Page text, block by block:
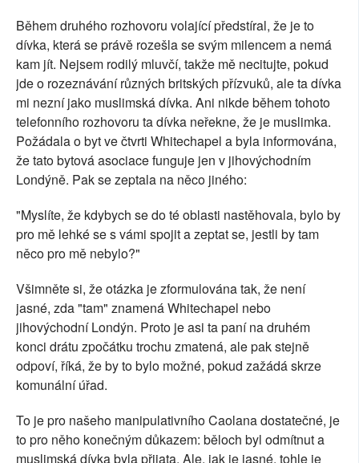
Během druhého rozhovoru volající předstíral, že je to
dívka, která se právě rozešla se svým milencem a nemá
kam jít. Nejsem rodilý mluvčí, takže mě necitujte, pokud
jde o rozeznávání různých britských přízvuků, ale ta dívka
mi nezní jako muslimská dívka. Ani nikde během tohoto
telefonního rozhovoru ta dívka neřekne, že je muslimka.
Požádala o byt ve čtvrti Whitechapel a byla informována,
že tato bytová asociace funguje jen v jihovýchodním
Londýně. Pak se zeptala na něco jiného:
"Myslíte, že kdybych se do té oblasti nastěhovala, bylo by
pro mě lehké se s vámi spojit a zeptat se, jestli by tam
něco pro mě nebylo?"
Všimněte si, že otázka je zformulována tak, že není
jasné, zda "tam" znamená Whitechapel nebo
jihovýchodní Londýn. Proto je asi ta paní na druhém
konci drátu zpočátku trochu zmatená, ale pak stejně
odpoví, říká, že by to bylo možné, pokud zažádá skrze
komunální úřad.
To je pro našeho manipulativního Caolana dostatečné, je
to pro něho konečným důkazem: běloch byl odmítnut a
muslimská dívka byla přijata. Ale, jak je jasné, tohle je